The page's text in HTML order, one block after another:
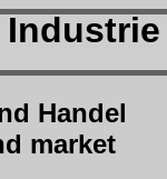
Handel
market